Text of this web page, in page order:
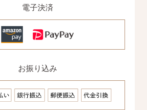
電子決済
お振り込み